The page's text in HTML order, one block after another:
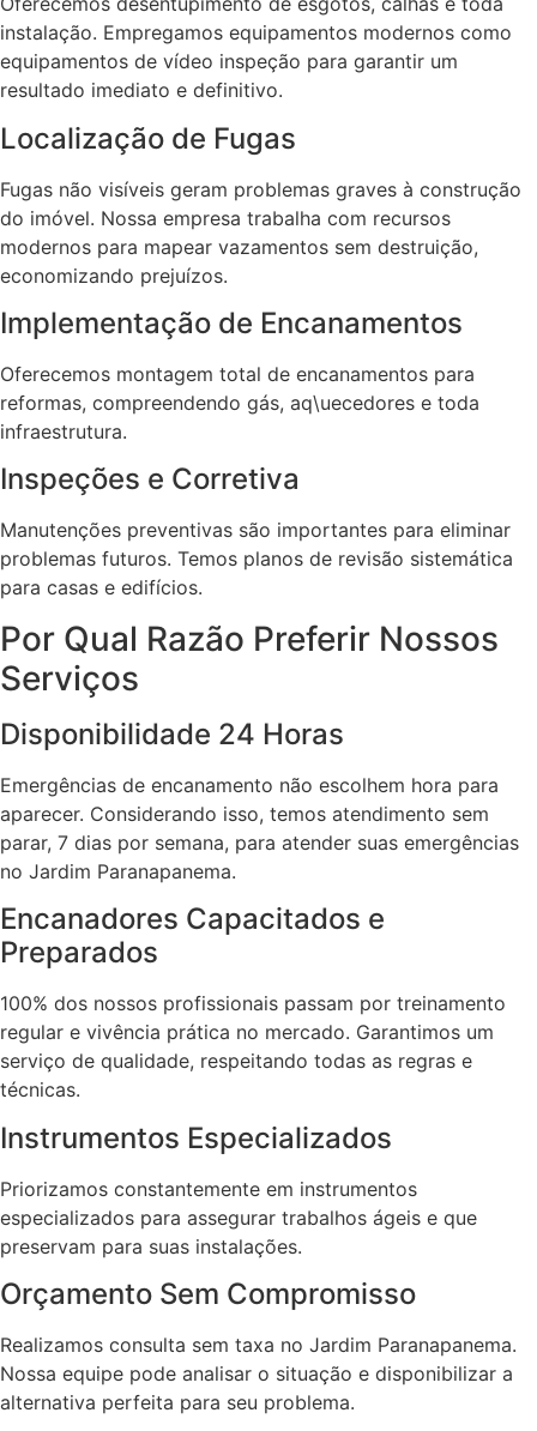
instalação. Empregamos equipamentos modernos como
equipamentos de vídeo inspeção para garantir um
resultado imediato e definitivo.
Localização de Fugas
Fugas não visíveis geram problemas graves à construção
do imóvel. Nossa empresa trabalha com recursos
modernos para mapear vazamentos sem destruição,
economizando prejuízos.
Implementação de Encanamentos
Oferecemos montagem total de encanamentos para
reformas, compreendendo gás, aq\uecedores e toda
infraestrutura.
Inspeções e Corretiva
Manutenções preventivas são importantes para eliminar
problemas futuros. Temos planos de revisão sistemática
para casas e edifícios.
Por Qual Razão Preferir Nossos
Serviços
Disponibilidade 24 Horas
Emergências de encanamento não escolhem hora para
aparecer. Considerando isso, temos atendimento sem
parar, 7 dias por semana, para atender suas emergências
no Jardim Paranapanema.
Encanadores Capacitados e
Preparados
100% dos nossos profissionais passam por treinamento
regular e vivência prática no mercado. Garantimos um
serviço de qualidade, respeitando todas as regras e
técnicas.
Instrumentos Especializados
Priorizamos constantemente em instrumentos
especializados para assegurar trabalhos ágeis e que
preservam para suas instalações.
Orçamento Sem Compromisso
Realizamos consulta sem taxa no Jardim Paranapanema.
Nossa equipe pode analisar o situação e disponibilizar a
alternativa perfeita para seu problema.